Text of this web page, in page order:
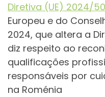
Diretiva (UE) 2024/
Europeu e do
2024, que altera a
diz respeito ao
qualificações
responsáveis por
na Roménia